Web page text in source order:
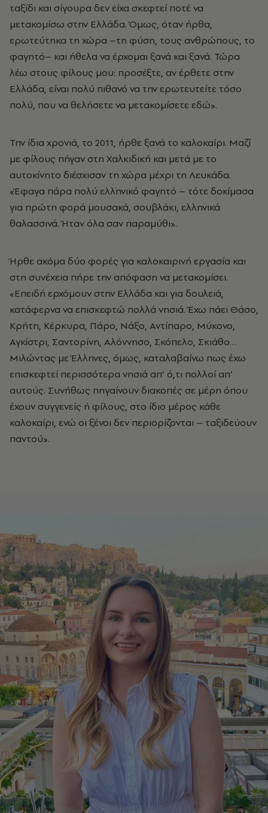
ταξίδι και σίγουρα δεν είχα σκεφτεί ποτέ να
μετακομίσω στην Ελλάδα. Όμως, όταν ήρθα,
ερωτεύτηκα τη χώρα –τη φύση, τους ανθρώπους, το
φαγητό– και ήθελα να έρχομαι ξανά και ξανά. Τώρα
λέω στους φίλους μου: προσέξτε, αν έρθετε στην
Ελλάδα, είναι πολύ πιθανό να την ερωτευτείτε τόσο
πολύ, που να θελήσετε να μετακομίσετε εδώ».
Την ίδια χρονιά, το 2011, ήρθε ξανά το καλοκαίρι. Μαζί
με φίλους πήγαν στη Χαλκιδική και μετά με το
αυτοκίνητο διέσχισαν τη χώρα μέχρι τη Λευκάδα.
«Έφαγα πάρα πολύ ελληνικό φαγητό – τότε δοκίμασα
για πρώτη φορά μουσακά, σουβλάκι, ελληνικά
θαλασσινά. Ήταν όλα σαν παραμύθι».
Ήρθε ακόμα δύο φορές για καλοκαιρινή εργασία και
στη συνέχεια πήρε την απόφαση να μετακομίσει.
«Επειδή ερχόμουν στην Ελλάδα και για δουλειά,
κατάφερνα να επισκεφτώ πολλά νησιά. Έχω πάει Θάσο,
Κρήτη, Κέρκυρα, Πάρο, Νάξο, Αντίπαρο, Μύκονο,
Αγκίστρι, Σαντορίνη, Αλόννησο, Σκόπελο, Σκιάθο…
Μιλώντας με Έλληνες, όμως, καταλαβαίνω πως έχω
επισκεφτεί περισσότερα νησιά απ’ ό,τι πολλοί απ’
αυτούς. Συνήθως πηγαίνουν διακοπές σε μέρη όπου
έχουν συγγενείς ή φίλους, στο ίδιο μέρος κάθε
καλοκαίρι, ενώ οι ξένοι δεν περιορίζονται – ταξιδεύουν
παντού».